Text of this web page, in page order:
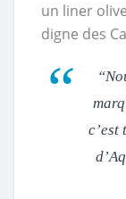
un liner
digne des
c’est